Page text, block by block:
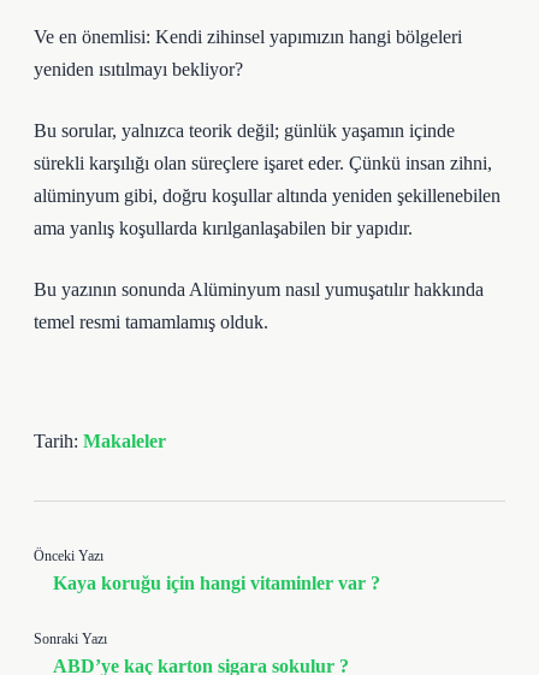
Ve en önemlisi: Kendi zihinsel yapımızın hangi bölgeleri
yeniden ısıtılmayı bekliyor?
Bu sorular, yalnızca teorik değil; günlük yaşamın içinde
sürekli karşılığı olan süreçlere işaret eder. Çünkü insan zihni,
alüminyum gibi, doğru koşullar altında yeniden şekillenebilen
ama yanlış koşullarda kırılganlaşabilen bir yapıdır.
Bu yazının sonunda Alüminyum nasıl yumuşatılır hakkında
temel resmi tamamlamış olduk.
Tarih: Makaleler
Önceki Yazı
Kaya koruğu için hangi vitaminler var ?
Sonraki Yazı
ABD’ye kaç karton sigara sokulur ?